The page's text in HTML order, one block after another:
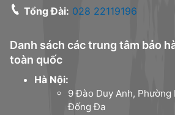
Tổng Đài: 028 22119196
Danh sách các trung tâm bảo
toàn quốc
Hà Nội:
9 Đào Duy Anh,
Đống Đa